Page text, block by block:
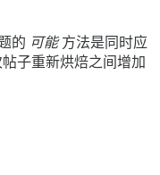
的 可能方法是同时应
子重新烘焙之间增加